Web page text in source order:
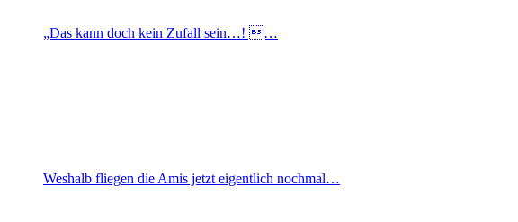
„Das kann doch kein Zufall sein…! …
Weshalb fliegen die Amis jetzt eigentlich nochmal…